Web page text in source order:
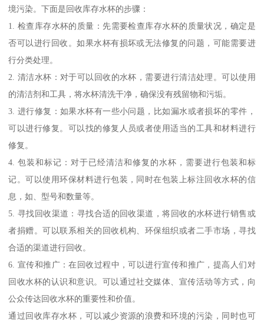
境污染。下面是回收库存水杯的步骤：
1. 检查库存水杯的质量：先需要检查库存水杯的质量状况，确定是
否可以进行回收。如果水杯有损坏或无法修复的问题，可能需要进
行分类处理。
2. 清洁水杯：对于可以回收的水杯，需要进行清洁处理。可以使用
的清洁剂和工具，将水杯清洗干净，确保没有残留物和污垢。
3. 进行修复：如果水杯有一些小问题，比如漏水或者损坏的零件，
可以进行修复。可以找的修复人员或者使用适当的工具和材料进行
修复。
4. 包装和标记：对于已经清洁和修复的水杯，需要进行包装和标
记。可以使用环保材料进行包装，同时在包装上标注回收水杯的信
息，如、型号和数量等。
5. 寻找回收渠道：寻找合适的回收渠道，将回收的水杯进行销售或
者捐赠。可以联系相关的回收机构、环保组织或者二手市场，寻找
合适的渠道进行回收。
6. 宣传和推广：在回收过程中，可以进行宣传和推广，提高人们对
回收水杯的认识和意识。可以通过社交媒体、宣传活动等方式，向
公众传达回收水杯的重要性和价值。
通过回收库存水杯，可以减少资源的浪费和环境的污染，同时也可